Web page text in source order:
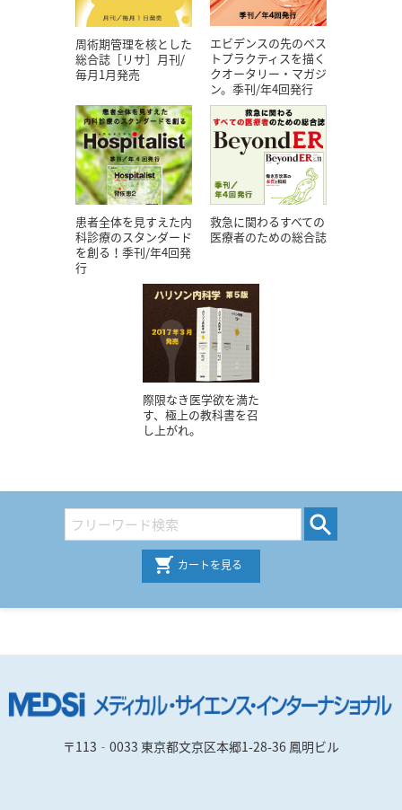
周術期管理を核とした
総合誌［リサ］月刊/
毎月1月発売
エビデンスの先のベス
トプラクティスを描く
クオータリー・マガジ
ン。季刊/年4回発行
患者全体を見すえた内
科診療のスタンダード
を創る！季刊/年4回発
行
救急に関わるすべての
医療者のための総合誌
際限なき医学欲を満た
す、極上の教科書を召
し上がれ。
カートを見る
〒113‐0033 東京都文京区本郷1-28-36 鳳明ビル